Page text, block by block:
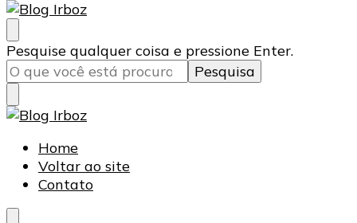
Blog Irboz
Blog de Lubrificação Industrial
Procurando
algo?
Pesquise qualquer coisa e pressione Enter.
Blog Irboz
Blog de Lubrificação Industrial
Home
Voltar ao site
Contato